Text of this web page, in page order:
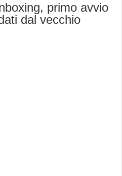
primo avvio
dal vecchio